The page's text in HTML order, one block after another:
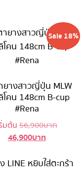
Sale 18%
างสาวญี่ปุ่น MLW
โคน 148cm B-cup
#Rena
มต้น56,900บาทOriginal
56,900
46,900บาทCurrent
is:
LINE หยิบใส่ตะกร้า